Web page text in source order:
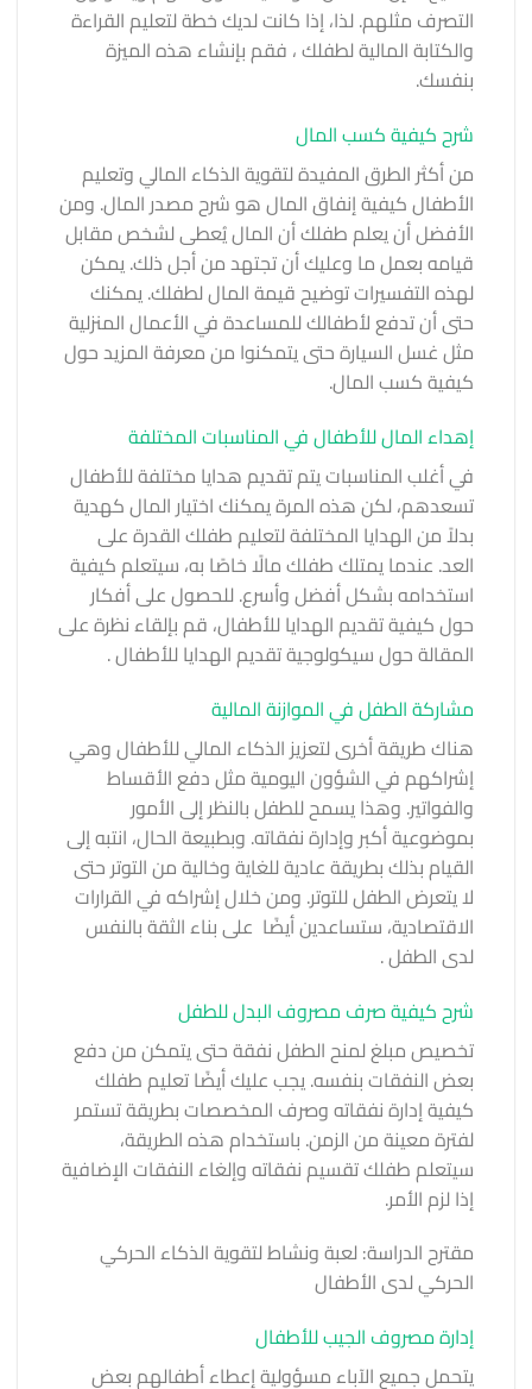
التصرف مثلهم. لذا، إذا كانت لديك خطة لتعليمالقراءة
والكتابةالمالية لطفلك، فقم بإنشاء هذه الميزة
بنفسك.
شرح كيفية كسب المال
من أكثر الطرق المفيدة لتقوية الذكاء المالي وتعليم
الأطفال كيفية إنفاق المالهو شرح مصدر المال. ومن
الأفضل أن يعلم طفلك أن المال يُعطى لشخص مقابل
قيامه بعمل ما وعليك أن تجتهد من أجل ذلك. يمكن
لهذه التفسيرات توضيح قيمة المال لطفلك. يمكنك
حتى أن تدفعلأطفالك للمساعدة في الأعمال المنزلية
مثل غسل السيارة حتى يتمكنوا من معرفة المزيد حول
كيفية كسب المال.
إهداء المال للأطفال في المناسبات المختلفة
في أغلب المناسبات يتم تقديم هدايا مختلفة للأطفال
تسعدهم، لكن هذه المرة يمكنك اختيار المال كهدية
بدلاً من الهدايا المختلفة لتعليم طفلك القدرة على
العد. عندما يمتلك طفلك مالًا خاصًا به، سيتعلم كيفية
استخدامه بشكل أفضل وأسرع. للحصول على أفكار
حول كيفية تقديم الهدايا للأطفال، قم بإلقاء نظرة على
المقالةحول سيكولوجية تقديم الهدايا للأطفال.
مشاركة الطفل في الموازنة المالية
هناك طريقة أخرى لتعزيز الذكاء المالي للأطفال وهي
إشراكهم في الشؤون اليومية مثل دفع الأقساط
والفواتير. وهذا يسمح للطفل بالنظر إلى الأمور
بموضوعية أكبر وإدارة نفقاته. وبطبيعة الحال، انتبه إلى
القيام بذلك بطريقة عادية للغاية وخالية من التوتر حتى
لا يتعرض الطفل للتوتر. ومن خلال إشراكه في القرارات
الاقتصادية، ستساعدين أيضًا على بناء الثقة بالنفس
لدى الطفل .
شرح كيفية صرف مصروف البدل للطفل
تخصيص مبلغلمنح الطفل نفقةحتى يتمكن من دفع
بعض النفقات بنفسه. يجب عليك أيضًا تعليم طفلك
كيفية إدارة نفقاته وصرف المخصصات بطريقة تستمر
لفترة معينة من الزمن. باستخدام هذه الطريقة،
سيتعلم طفلك تقسيم نفقاته وإلغاء النفقات الإضافية
إذا لزم الأمر.
مقترح الدراسة: لعبة ونشاط لتقويةالذكاء الحركي
الحركي لدى الأطفال
إدارة مصروف الجيب للأطفال
يتحمل جميع الآباء مسؤولية إعطاء أطفالهم بعض